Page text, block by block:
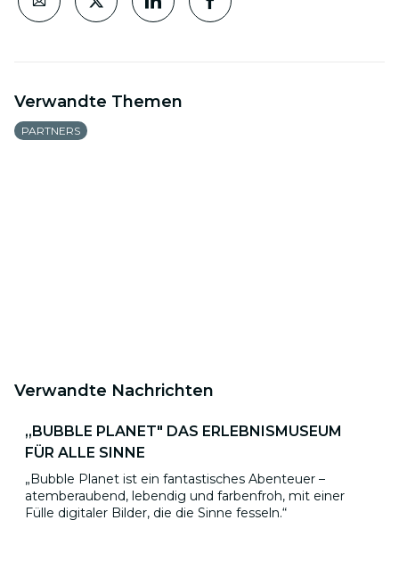
Verwandte Themen
PARTNERS
Verwandte Nachrichten
,,BUBBLE PLANET" DAS ERLEBNISMUSEUM
FÜR ALLE SINNE
„Bubble Planet ist ein fantastisches Abenteuer –
atemberaubend, lebendig und farbenfroh, mit einer
Fülle digitaler Bilder, die die Sinne fesseln.“